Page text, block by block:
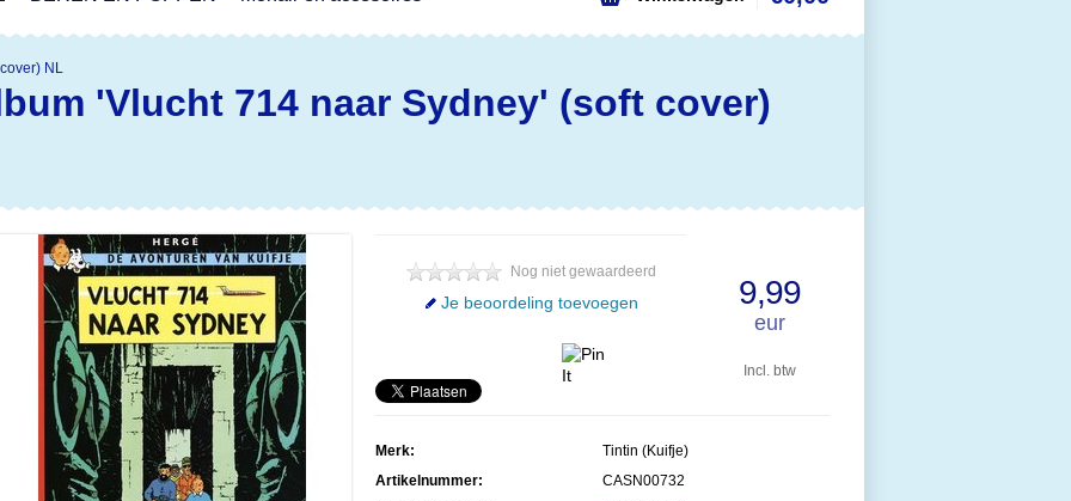
NL
'Vlucht 714 naar Sydney' (soft cover)
9,99
eur
Incl. btw
Nog niet gewaardeerd
Je beoordeling toevoegen
Merk:
Tintin (Kuifje)
Artikelnummer:
CASN00732